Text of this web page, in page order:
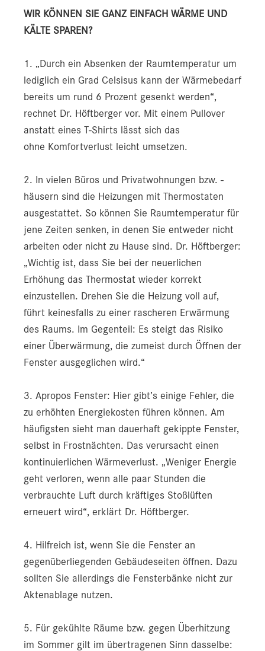
WIR KÖNNEN SIE GANZ EINFACH WÄRME UND
KÄLTE SPAREN?
1. „Durch ein Absenken der Raumtemperatur um
lediglich ein Grad Celsisus kann der Wärmebedarf
bereits um rund 6 Prozent gesenkt werden“,
rechnet Dr. Höftberger vor. Mit einem Pullover
anstatt eines T-Shirts lässt sich das
ohne Komfortverlust leicht umsetzen.
2. In vielen Büros und Privatwohnungen bzw. -
häusern sind die Heizungen mit Thermostaten
ausgestattet. So können Sie Raumtemperatur für
jene Zeiten senken, in denen Sie entweder nicht
arbeiten oder nicht zu Hause sind. Dr. Höftberger:
„Wichtig ist, dass Sie bei der neuerlichen
Erhöhung das Thermostat wieder korrekt
einzustellen. Drehen Sie die Heizung voll auf,
führt keinesfalls zu einer rascheren Erwärmung
des Raums. Im Gegenteil: Es steigt das Risiko
einer Überwärmung, die zumeist durch Öffnen der
Fenster ausgeglichen wird.“
3. Apropos Fenster: Hier gibt’s einige Fehler, die
zu erhöhten Energiekosten führen können. Am
häufigsten sieht man dauerhaft gekippte Fenster,
selbst in Frostnächten. Das verursacht einen
kontinuierlichen Wärmeverlust. „Weniger Energie
geht verloren, wenn alle paar Stunden die
verbrauchte Luft durch kräftiges Stoßlüften
erneuert wird“, erklärt Dr. Höftberger.
4. Hilfreich ist, wenn Sie die Fenster an
gegenüberliegenden Gebäudeseiten öffnen. Dazu
sollten Sie allerdings die Fensterbänke nicht zur
Aktenablage nutzen.
5. Für gekühlte Räume bzw. gegen Überhitzung
im Sommer gilt im übertragenen Sinn dasselbe: